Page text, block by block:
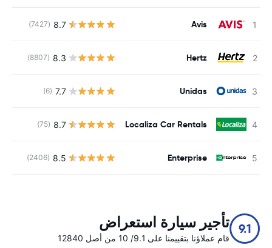
Avis
8.7
(7427)
Hertz
8.3
(8807)
Unidas
7.7
(6)
Localiza Car Rentals
8.7
(75)
Enterprise
8.5
(2406)
9.1 تأجير سيارة استعراض
قام عملاؤنا بتقييمنا على 9.1/ 10 من أصل 12840